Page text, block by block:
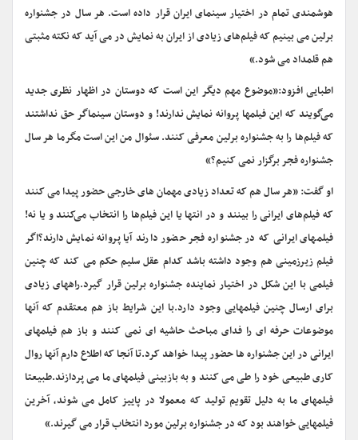
هوشمندی تمام در اختیار سینمای ایران قرار داده است. هر سال در جشنواره
برلین می بینیم که فیلم‌های زیادی از ایران به نمایش در می آید که نکته مثبتی
هم قلمداد می شود.»
اطبایی افزود:«موضوع مهم دیگر این است که دوستان در اظهار نظری جدید
می‌گویند که این فیلمها پروانه نمایش ندارند! و دوستان سینماگر حق نداشتند
که فیلم‌ها را به جشنواره برلین معرفی کنند. سئوال من این است مگرما هر سال
جشنواره فجر برگزار نمی کنیم؟»
او گفت: «هر سال هم که تعداد زیادی مهمان های خارجی حضور پیدا می کنند
که فیلم‌های ایرانی را بینند و در انتها یا این فیلم‌ها را انتخاب می‌کنند و یا نه!
فیلمهای ایرانی که در جشنواره فجر حضور دارند آیا پروانه نمایش دارند؟اگر
فیلم زیرزمینی هم وجود داشته باشد کدام عقل سلیم حکم می کند که چنین
فیلمی با این شکل در اختیار نماینده جشنواره برلین قرار گیرد.راههای زیادی
برای ارسال چنین فیلمهایی وجود دارد.با این شرایط باز هم معتقدم که آنها
موضوعات حرفه ای را فدای مباحث حاشیه ای نمی کنند و باز هم فیلمهای
ایرانی در این جشنواره ها حضور پیدا خواهد کرد.تا آنجا که اطلاع دارم آنها روال
کاری طبیعی خود را طی می کنند و به بازبینی فیلمهای ما می پردازند.طبیعتا
فیلمهای ما به دلیل تقویم تولید که معمولا در پاییز کامل می شوند، آخرین
فیلمهایی خواهند بود که در جشنواره برلین مورد انتخاب قرار می گیرند.»